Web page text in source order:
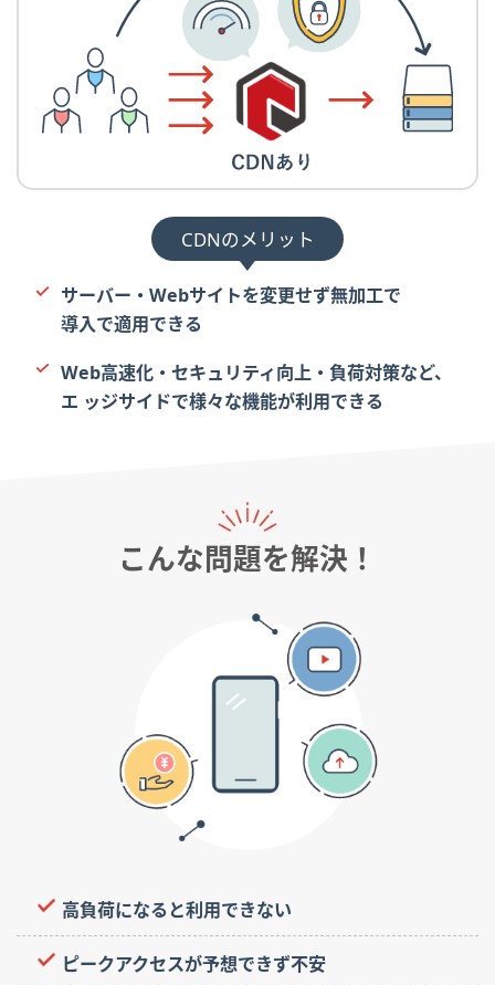
CDNのメリット
サーバー・Webサイトを変更せず無加工で
導入で適用できる
Web高速化・セキュリティ向上・負荷対策など、
エ ッジサイドで様々な機能が利用できる
こんな問題を解決！
高負荷になると利用できない
ピークアクセスが予想できず不安